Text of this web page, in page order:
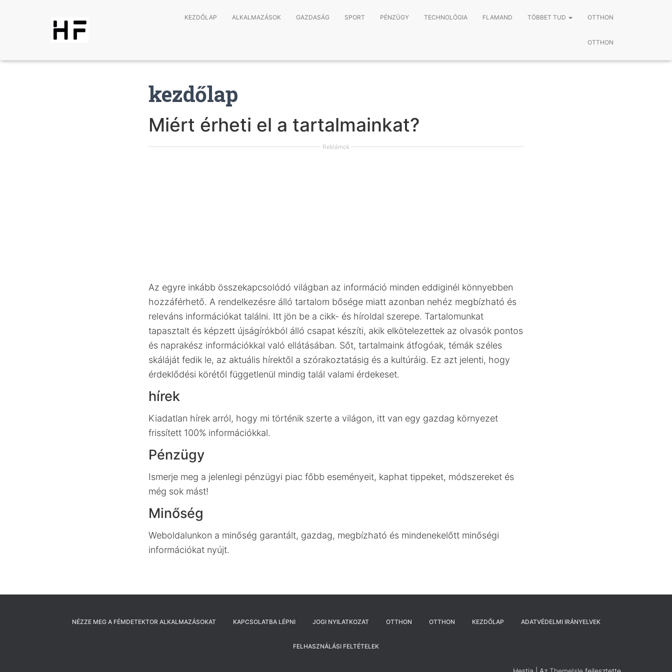
KEZDŐLAP ALKALMAZÁSOK GAZDASÁG SPORT PÉNZÜGY TECHNOLÓGIA FLAMAND TÖBBET TUD OTTHON
OTTHON
kezdőlap
Miért érheti el a tartalmainkat?
Reklámok
Az egyre inkább összekapcsolódó világban az információ minden eddiginél könnyebben
hozzáférhető. A rendelkezésre álló tartalom bősége miatt azonban nehéz megbízható és
releváns információkat találni. Itt jön be a cikk- és híroldal szerepe. Tartalomunkat
tapasztalt és képzett újságírókból álló csapat készíti, akik elkötelezettek az olvasók pontos
és naprakész információkkal való ellátásában. Sőt, tartalmaink átfogóak, témák széles
skáláját fedik le, az aktuális hírektől a szórakoztatásig és a kultúráig. Ez azt jelenti, hogy
érdeklődési körétől függetlenül mindig talál valami érdekeset.
hírek
Kiadatlan hírek arról, hogy mi történik szerte a világon, itt van egy gazdag környezet
frissített 100% információkkal.
Pénzügy
Ismerje meg a jelenlegi pénzügyi piac főbb eseményeit, kaphat tippeket, módszereket és
még sok mást!
Minőség
Weboldalunkon a minőség garantált, gazdag, megbízható és mindenekelőtt minőségi
információkat nyújt.
NÉZZE MEG A FÉMDETEKTOR ALKALMAZÁSOKAT KAPCSOLATBA LÉPNI JOGI NYILATKOZAT OTTHON OTTHON KEZDŐLAP ADATVÉDELMI IRÁNYELVEK
FELHASZNÁLÁSI FELTÉTELEK